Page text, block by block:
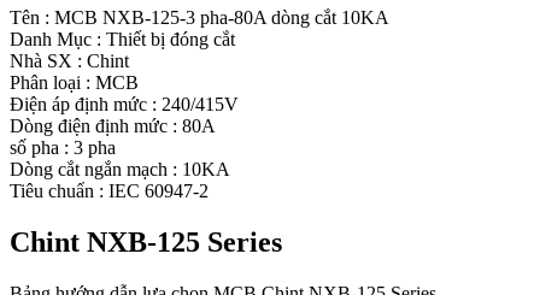
Tên : MCB NXB-125-3 pha-80A dòng cắt 10KA
Danh Mục : Thiết bị đóng cắt
Nhà SX : Chint
Phân loại : MCB
Điện áp định mức : 240/415V
Dòng điện định mức : 80A
số pha : 3 pha
Dòng cắt ngắn mạch : 10KA
Tiêu chuẩn : IEC 60947-2
Chint NXB-125 Series